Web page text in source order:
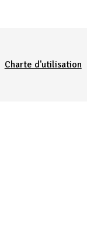
Charte d'utilisation